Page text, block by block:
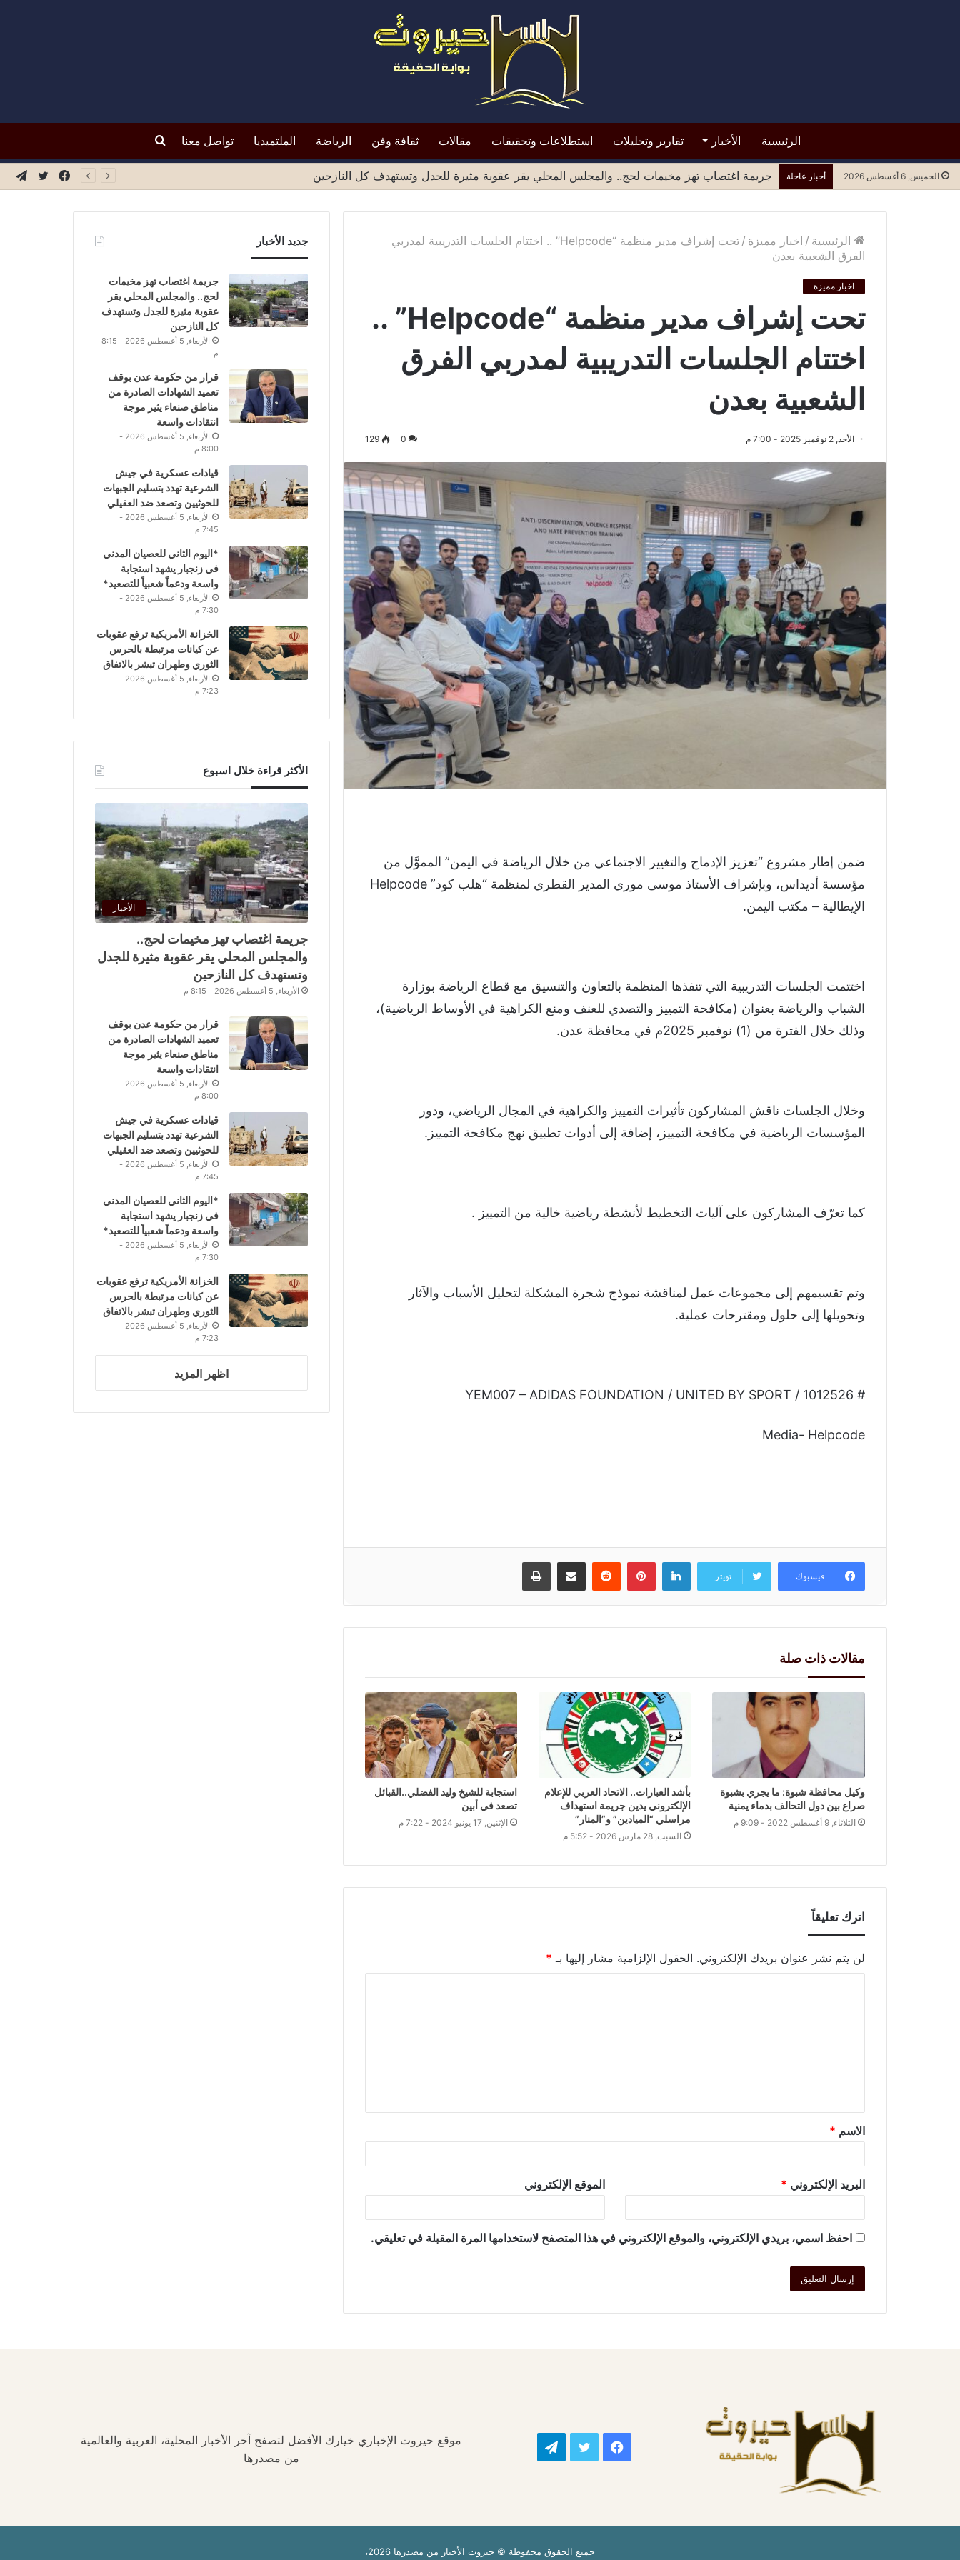
الرئيسية الأخبار تقارير وتحليلات استطلاعات وتحقيقات مقالات ثقافة وفن الرياضة الملتميديا تواصل معنا بحث
الخميس, 6 أغسطس 2026 أخبار عاجلة قرار من حكومة عدن بوقف تعميد الشهادات الصادرة من مناطق صنعاء يثير موجة انتقادات واسعة تويتر
فيسبوك
الرئيسية / اخبار مميزة /
تحت إشراف مدير منظمة “Helpcode” .. اختتام الجلسات التدريبية لمدربي
الفرق الشعبية بعدن
اخبار مميزة
تحت إشراف مدير منظمة “Helpcode” ..
اختتام الجلسات التدريبية لمدربي الفرق
الشعبية بعدن
الأحد, 2 نوفمبر 2025 - 7:00 م 0
129
ضمن إطار مشروع “تعزيز الإدماج والتغيير الاجتماعي من خلال الرياضة في اليمن” المموَّل من
مؤسسة أديداس، وبإشراف الأستاذ موسى موري المدير القطري لمنظمة “هلب كود” Helpcode
الإيطالية – مكتب اليمن.
اختتمت الجلسات التدريبية التي تنفذها المنظمة بالتعاون والتنسيق مع قطاع الرياضة بوزارة
الشباب والرياضة بعنوان (مكافحة التمييز والتصدي للعنف ومنع الكراهية في الأوساط الرياضية)،
وذلك خلال الفترة من (1) نوفمبر 2025م في محافظة عدن.
وخلال الجلسات ناقش المشاركون تأثيرات التمييز والكراهية في المجال الرياضي، ودور
المؤسسات الرياضية في مكافحة التمييز، إضافة إلى أدوات تطبيق نهج مكافحة التمييز.
كما تعرّف المشاركون على آليات التخطيط لأنشطة رياضية خالية من التمييز .
وتم تقسيمهم إلى مجموعات عمل لمناقشة نموذج شجرة المشكلة لتحليل الأسباب والآثار
وتحويلها إلى حلول ومقترحات عملية.
# YEM007 – ADIDAS FOUNDATION / UNITED BY SPORT / 1012526
Media- Helpcode
فيسبوك تويتر
لينكدإنبينتيريست
‏Reddit مشاركة عبر البريد طباعة
مقالات ذات صلة
وكيل محافظة شبوة: ما يجري بشبوة
صراع بين دول التحالف بدماء يمنية
الثلاثاء, 9 أغسطس 2022 - 9:09 م
بأشد العبارات.. الاتحاد العربي للإعلام
الإلكتروني يدين جريمة استهداف
مراسلي “الميادين” و”المنار”
السبت, 28 مارس 2026 - 5:52 م
استجابة للشيخ وليد الفضلي..القبائل
تصعد في أبين
الإثنين, 17 يونيو 2024 - 7:22 م
اترك تعليقاً
لن يتم نشر عنوان بريدك الإلكتروني. الحقول الإلزامية مشار إليها بـ *
الاسم *
البريد الإلكتروني * الموقع الإلكتروني
احفظ اسمي، بريدي الإلكتروني، والموقع الإلكتروني في هذا المتصفح لاستخدامها المرة المقبلة في تعليقي.
جديد الأخبار
جريمة اغتصاب تهز مخيمات
لحج.. والمجلس المحلي يقر
عقوبة مثيرة للجدل وتستهدف
كل النازحين
الأربعاء, 5 أغسطس 2026 - 8:15
م
قرار من حكومة عدن بوقف
تعميد الشهادات الصادرة من
مناطق صنعاء يثير موجة
انتقادات واسعة
الأربعاء, 5 أغسطس 2026 -
8:00 م
قيادات عسكرية في جيش
الشرعية تهدد بتسليم الجبهات
للحوثيين وتصعد ضد العقيلي
الأربعاء, 5 أغسطس 2026 -
7:45 م
*اليوم الثاني للعصيان المدني
في زنجبار يشهد استجابة
واسعة ودعماً شعبياً للتصعيد*
الأربعاء, 5 أغسطس 2026 -
7:30 م
الخزانة الأمريكية ترفع عقوبات
عن كيانات مرتبطة بالحرس
الثوري وطهران تبشر بالاتفاق
الأربعاء, 5 أغسطس 2026 -
7:23 م
الأكثر قراءة خلال اسبوع
الأخبار
جريمة اغتصاب تهز مخيمات لحج..
والمجلس المحلي يقر عقوبة مثيرة للجدل
وتستهدف كل النازحين
الأربعاء, 5 أغسطس 2026 - 8:15 م
قرار من حكومة عدن بوقف
تعميد الشهادات الصادرة من
مناطق صنعاء يثير موجة
انتقادات واسعة
الأربعاء, 5 أغسطس 2026 -
8:00 م
قيادات عسكرية في جيش
الشرعية تهدد بتسليم الجبهات
للحوثيين وتصعد ضد العقيلي
الأربعاء, 5 أغسطس 2026 -
7:45 م
*اليوم الثاني للعصيان المدني
في زنجبار يشهد استجابة
واسعة ودعماً شعبياً للتصعيد*
الأربعاء, 5 أغسطس 2026 -
7:30 م
الخزانة الأمريكية ترفع عقوبات
عن كيانات مرتبطة بالحرس
الثوري وطهران تبشر بالاتفاق
الأربعاء, 5 أغسطس 2026 -
7:23 م
اظهر المزيد
فيسبوك تويتر تيلقرام
موقع حيروت الإخباري خيارك الأفضل لتصفح آخر الأخبار المحلية، العربية والعالمية
من مصدرها
جميع الحقوق محفوظة © حيروت الأخبار من مصدرها 2026،